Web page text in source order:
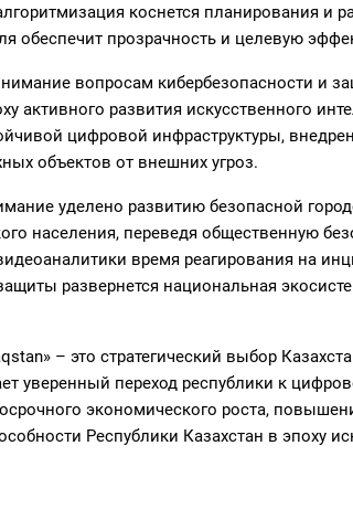
коснется планирования и
обеспечит прозрачность и целевую
вопросам кибербезопасности и
активного развития искусственного
цифровой инфраструктуры,
объектов от внешних угроз.
уделено развитию безопасной
населения, переведя общественную
время реагирования на
развернется национальная
– это стратегический выбор
уверенный переход республики к
экономического роста,
Республики Казахстан в эпоху